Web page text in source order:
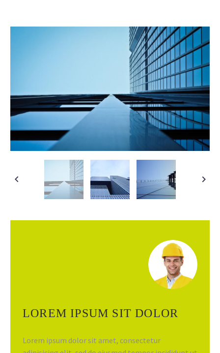
LOREM IPSUM SIT DOLOR
Lorem ipsum dolor sit amet, consectetur